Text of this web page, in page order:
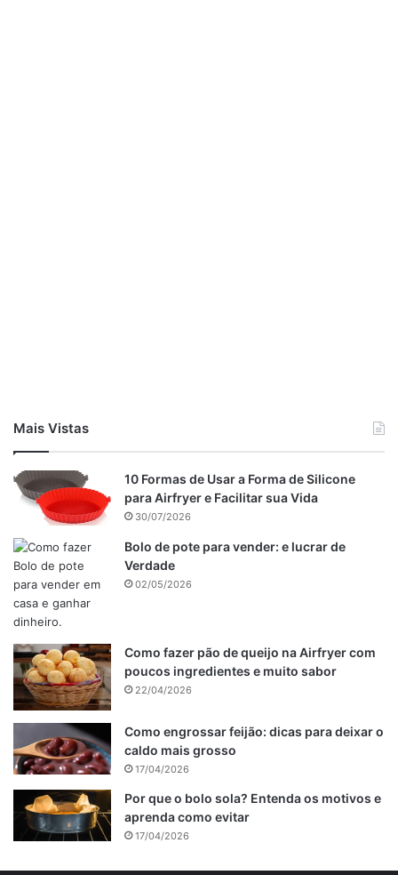
Mais Vistas
10 Formas de Usar a Forma de Silicone
para Airfryer e Facilitar sua Vida
30/07/2026
Bolo de pote para vender: e lucrar de
Verdade
02/05/2026
Como fazer pão de queijo na Airfryer com
poucos ingredientes e muito sabor
22/04/2026
Como engrossar feijão: dicas para deixar o
caldo mais grosso
17/04/2026
Por que o bolo sola? Entenda os motivos e
aprenda como evitar
17/04/2026